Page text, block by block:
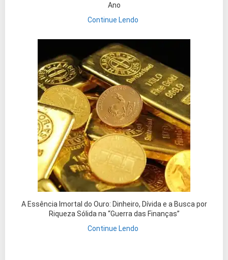
Ano
Continue Lendo
A Essência Imortal do Ouro: Dinheiro, Dívida e a Busca por
Riqueza Sólida na “Guerra das Finanças”
Continue Lendo